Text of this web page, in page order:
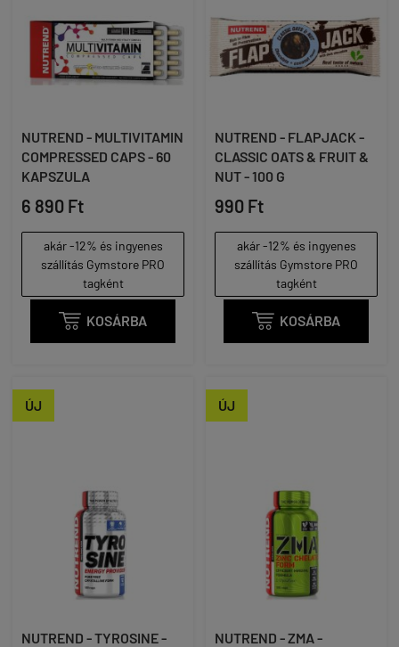
NUTREND - MULTIVITAMIN
COMPRESSED CAPS - 60
KAPSZULA
6 890 Ft
akár -12% és ingyenes
szállítás Gymstore PRO
tagként
 KOSÁRBA
NUTREND - FLAPJACK -
CLASSIC OATS & FRUIT &
NUT - 100 G
990 Ft
akár -12% és ingyenes
szállítás Gymstore PRO
tagként
 KOSÁRBA
ÚJ
NUTREND - TYROSINE -
ÚJ
NUTREND - ZMA -